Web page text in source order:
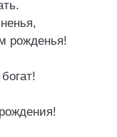
рожденья!